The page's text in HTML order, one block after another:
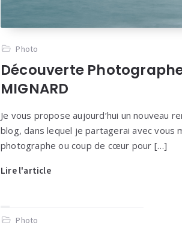
Photo
Découverte
MIGNARD
Je vous propose aujourd’hui un nouveau
blog, dans lequel je partagerai avec vous
photographe ou coup de cœur pour […]
Lire l'article
Photo